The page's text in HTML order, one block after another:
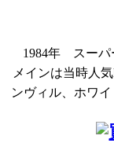
1984年 スーパ
メインは当時人
ンヴィル、ホワ